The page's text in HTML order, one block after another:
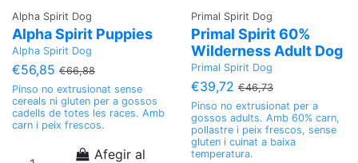
Alpha Spirit Dog
Alpha Spirit Puppies
Alpha Spirit Dog
€56,85 €66,88
Pinso no extrusionat sense
cereals ni gluten per a gossos
cadells de totes les races. Amb
carn i peix frescos.
Afegir al
Primal Spirit Dog
Primal Spirit 60%
Wilderness Adult Dog
Primal Spirit Dog
€39,72 €46,73
Pinso no extrusionat per a
gossos adults. Amb 60% carn,
pollastre i peix frescos, sense
gluten i cuinat a baixa
temperatura.